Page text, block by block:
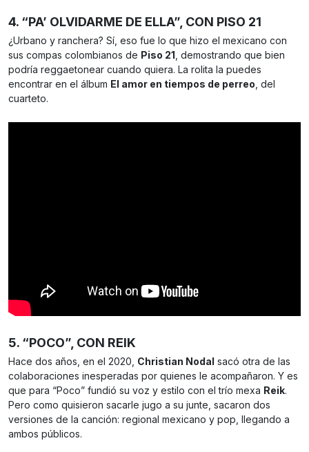
4. “PA’ OLVIDARME DE ELLA”, CON PISO 21
¿Urbano y ranchera? Sí, eso fue lo que hizo el mexicano con
sus compas colombianos de Piso 21 , demostrando que bien
podría reggaetonear cuando quiera. La rolita la puedes
encontrar en el álbum El amor en tiempos de perreo , del
cuarteto.
5. “POCO”, CON REIK
Hace dos años, en el 2020, Christian Nodal sacó otra de las
colaboraciones inesperadas por quienes le acompañaron. Y es
que para “Poco” fundió su voz y estilo con el trío mexa Reik.
Pero como quisieron sacarle jugo a su junte, sacaron dos
versiones de la canción: regional mexicano y pop, llegando a
ambos públicos.